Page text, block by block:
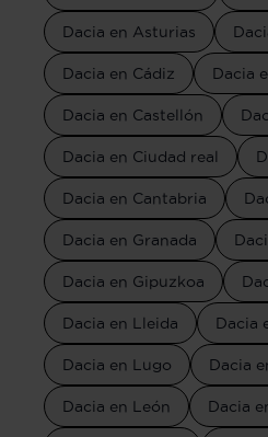
Dacia en Asturias
Dacia en Cádiz Dacia
Dacia en Castellón
Dacia en Ciudad real
Dacia en Cantabria
Dacia en Granada
Dacia en Gipuzkoa
Dacia en Lleida Dacia
Dacia en Lugo Dacia
Dacia en León Dacia